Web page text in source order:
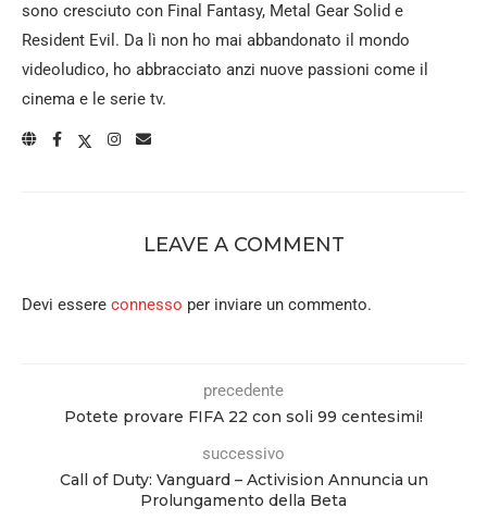
sono cresciuto con Final Fantasy, Metal Gear Solid e
Resident Evil. Da lì non ho mai abbandonato il mondo
videoludico, ho abbracciato anzi nuove passioni come il
cinema e le serie tv.
LEAVE A COMMENT
Devi essere connesso per inviare un commento.
precedente
Potete provare FIFA 22 con soli 99 centesimi!
successivo
Call of Duty: Vanguard – Activision Annuncia un
Prolungamento della Beta